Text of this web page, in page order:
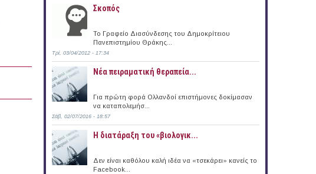
Σκοπός
Το Γραφείο Διασύνδεσης του Δημοκρίτειου
Πανεπιστημίου Θράκης...
Τρί, 03/04/2012 - 17:34
Νέα πειραματική θεραπεία...
Για πρώτη φορά Ολλανδοί επιστήμονες δοκίμασαν
να καταπολεμήσ...
Σάβ, 02/07/2016 - 18:57
Η διατάραξη του «βιολογικ...
Δεν είναι καθόλου καλή ιδέα να «τσεκάρει» κανείς το
Facebook...